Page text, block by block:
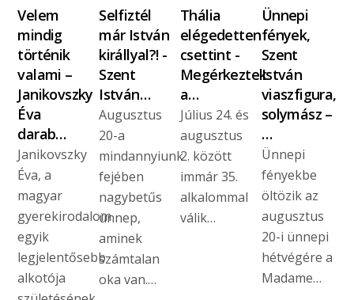
Velem
mindig
történik
valami –
Janikovszky
Éva
darab…
Janikovszky
Éva, a
magyar
gyerekirodalom
egyik
legjelentősebb
alkotója
Selfiztél
már István
királlyal?! -
Szent
István…
Augusztus
20-a
mindannyiunk
fejében
nagybetűs
ünnep,
aminek
számtalan
oka van.…
Thália
elégedetten
csettint -
Megérkeztek
a…
Július 24. és
augusztus
2. között
immár 35.
alkalommal
válik…
Ünnepi
fények,
Szent
István
viaszfigura,
solymász –
…
Ünnepi
fényekbe
öltözik az
augusztus
20-i ünnepi
hétvégére a
Madame…